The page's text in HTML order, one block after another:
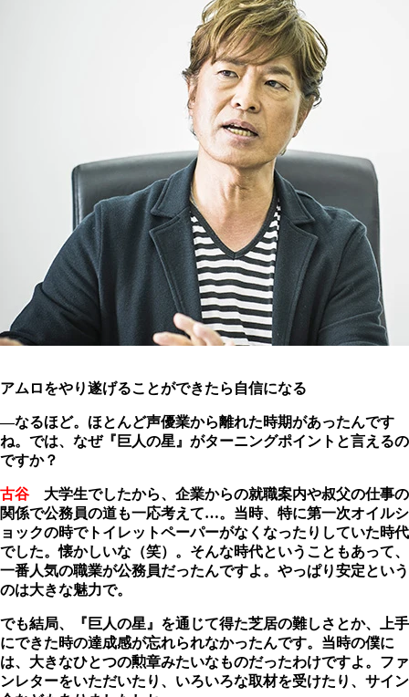
アムロをやり遂げることができたら自信になる
―なるほど。ほとんど声優業から離れた時期があったんです
ね。では、なぜ『巨人の星』がターニングポイントと言えるの
ですか？
古谷
大学生でしたから、企業からの就職案内や叔父の仕事の
関係で公務員の道も一応考えて…。当時、特に第一次オイルシ
ョックの時でトイレットペーパーがなくなったりしていた時代
でした。懐かしいな（笑）。そんな時代ということもあって、
一番人気の職業が公務員だったんですよ。やっぱり安定という
のは大きな魅力で。
でも結局、『巨人の星』を通じて得た芝居の難しさとか、上手
にできた時の達成感が忘れられなかったんです。当時の僕に
は、大きなひとつの勲章みたいなものだったわけですよ。ファ
ンレターをいただいたり、いろいろな取材を受けたり、サイン